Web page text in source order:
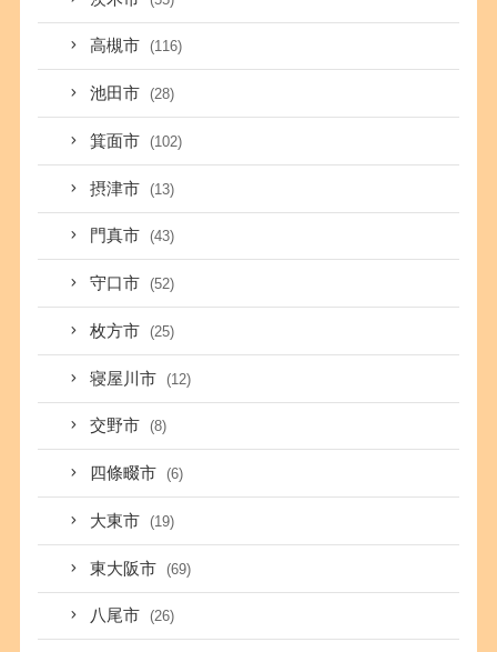
高槻市 (116)
池田市 (28)
箕面市 (102)
摂津市 (13)
門真市 (43)
守口市 (52)
枚方市 (25)
寝屋川市 (12)
交野市 (8)
四條畷市 (6)
大東市 (19)
東大阪市 (69)
八尾市 (26)